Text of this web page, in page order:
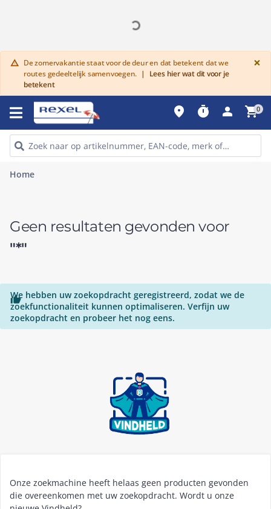
warning De zomervakantie staat voor de deur en dat betekent dat we
routes gedeeltelijk samenvoegen. |
Lees hier wat dit voor je
betekent
×
place timer person shopping_cart0
Home
Geen resultaten gevonden voor
"*"

We hebben uw zoekopdracht geregistreerd, zodat we de
zoekfunctionaliteit kunnen optimaliseren. Verfijn uw
zoekopdracht en probeer het nog eens.
Onze zoekmachine heeft helaas geen producten gevonden
die overeenkomen met uw zoekopdracht. Wordt u onze